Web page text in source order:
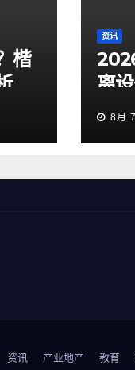
楷
资讯
离
8月
资讯 产业地产 教育